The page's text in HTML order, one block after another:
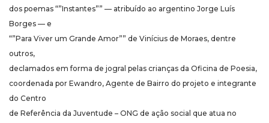
dos poemas “”Instantes”” — atribuído ao argentino Jorge Luís
Borges — e
“”Para Viver um Grande Amor”” de Vinícius de Moraes, dentre
outros,
declamados em forma de jogral pelas crianças da Oficina de Poesia,
coordenada por Ewandro, Agente de Bairro do projeto e integrante
do Centro
de Referência da Juventude – ONG de ação social que atua no